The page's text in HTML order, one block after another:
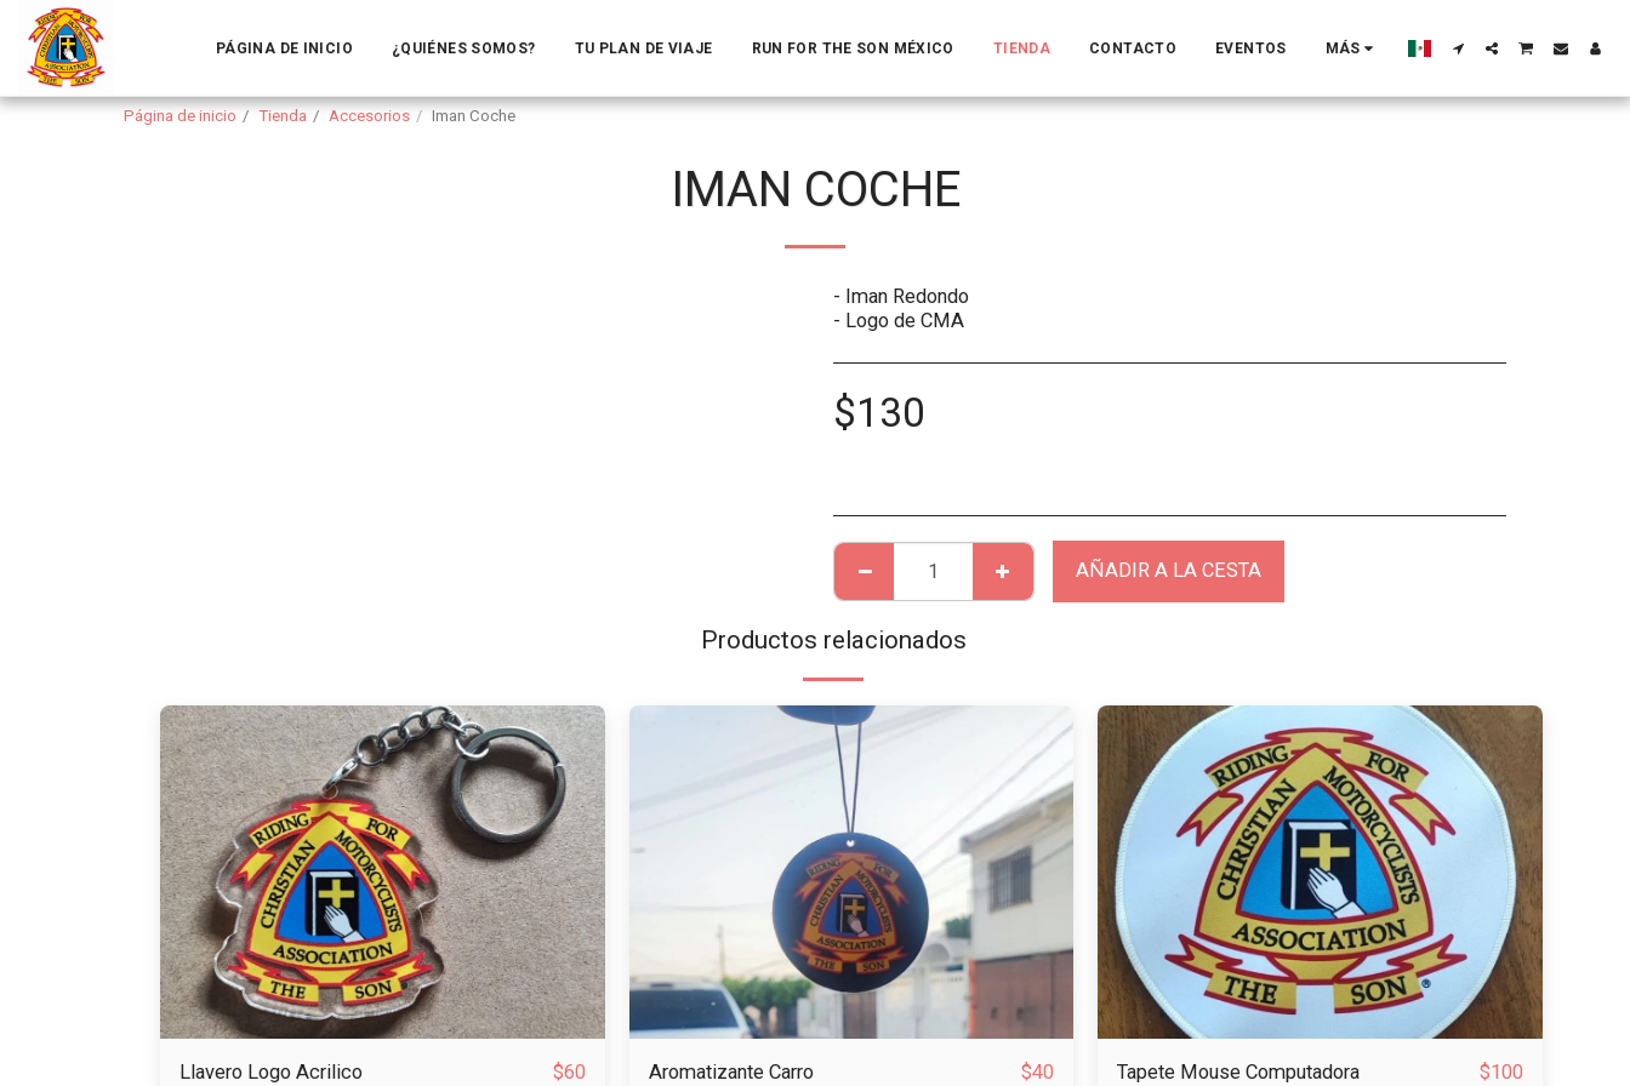
PÁGINA DE INICIO ¿QUIÉNES SOMOS? TU PLAN DE VIAJE RUN FOR THE SON MÉXICO TIENDA CONTACTO EVENTOS MÁS
Página de inicio Tienda Accesorios Iman Coche
IMAN COCHE
- Iman Redondo
- Logo de CMA
$130
AÑADIR A LA CESTA
Productos relacionados
Llavero Logo Acrilico $60 Aromatizante Carro $40 Tapete Mouse Computadora $100